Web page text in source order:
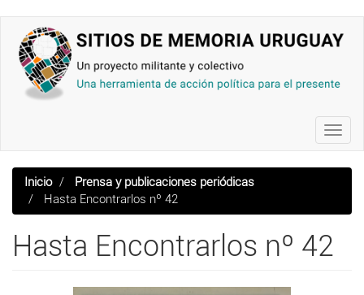
contenido
principal
Inicio
Prensa y publicaciones periódicas
Hasta Encontrarlos nº 42
Hasta Encontrarlos nº 42